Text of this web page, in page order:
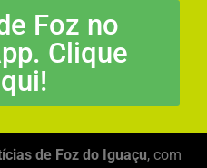
Foz no
Clique
de Foz do Iguaçu, com